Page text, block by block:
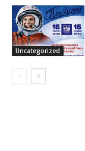
Uncategorized